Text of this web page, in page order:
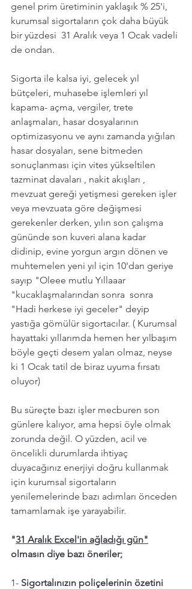
genel prim üretiminin yaklaşık % 25'i,
kurumsal sigortaların çok daha büyük
bir yüzdesi  31 Aralık veya 1 Ocak vadeli
de ondan.
Sigorta ile kalsa iyi, gelecek yıl
bütçeleri, muhasebe işlemleri yıl
kapama- açma, vergiler, trete
anlaşmaları, hasar dosyalarının
optimizasyonu ve aynı zamanda yığılan
hasar dosyaları, sene bitmeden
sonuçlanması için vites yükseltilen
tazminat davaları , nakit akışları ,
mevzuat gereği yetişmesi gereken işler
veya mevzuata göre değişmesi
gerekenler derken, yılın son çalışma
gününde son kuveri alana kadar
didinip, evine yorgun argın dönen ve
muhtemelen yeni yıl için 10'dan geriye
sayıp "Oleee mutlu Yıllaaar
"kucaklaşmalarından sonra  sonra
"Hadi herkese iyi geceler" deyip
yastığa gömülür sigortacılar. ( Kurumsal
hayattaki yıllarımda hemen her yılbaşım
böyle geçti desem yalan olmaz, neyse
ki 1 Ocak tatil de biraz uyuma fırsatı
oluyor)
Bu süreçte bazı işler mecburen son
günlere kalıyor, ama hepsi öyle olmak
zorunda değil. O yüzden, acil ve
öncelikli durumlarda ihtiyaç
duyacağınız enerjiyi doğru kullanmak
için kurumsal sigortaların
yenilemelerinde bazı adımları önceden
tamamlamak işe yarayabilir.
"31 Aralık Excel'in ağladığı gün"
olmasın diye bazı öneriler;
1- Sigortalınızın poliçelerinin özetini